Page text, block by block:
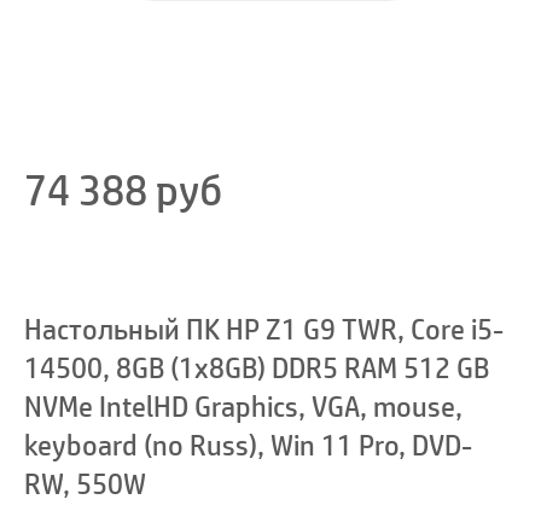
74 388руб
Настольный ПК HP Z1 G9 TWR, Core i5-
14500, 8GB (1x8GB) DDR5 RAM 512 GB
NVMe IntelHD Graphics, VGA, mouse,
keyboard (no Russ), Win 11 Pro, DVD-
RW, 550W